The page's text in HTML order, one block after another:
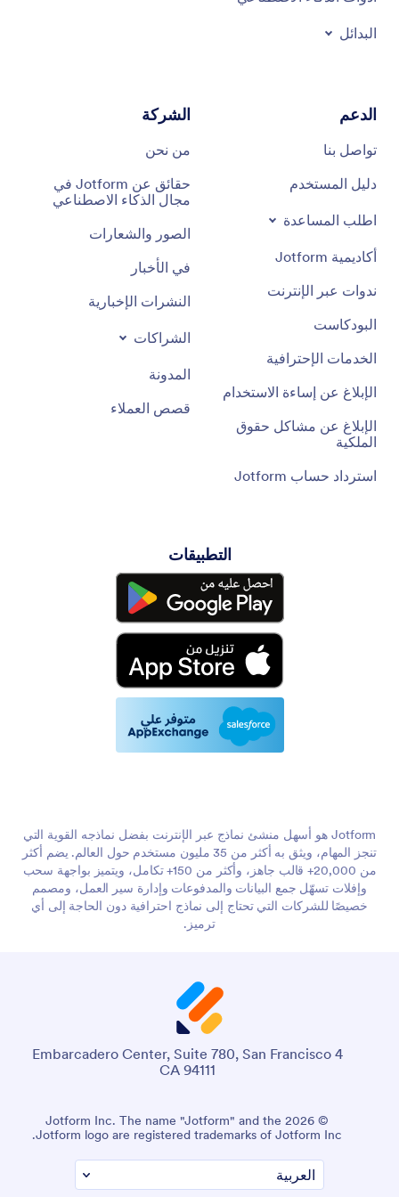
البدائل
الدعم
تواصل بنا
دليل المستخدم
اطلب المساعدة
أكاديمية Jotform
ندوات عبر الإنترنت
البودكاست
الخدمات الإحترافية
الإبلاغ عن إساءة الاستخدام
الإبلاغ عن مشاكل حقوق
الملكية
استرداد حساب Jotform
الشركة
من نحن
حقائق عن Jotform في
مجال الذكاء الاصطناعي
الصور والشعارات
في الأخبار
النشرات الإخبارية
الشراكات
المدونة
قصص العملاء
التطبيقات
Jotform هو أسهل منشئ نماذج عبر الإنترنت بفضل نماذجه القوية التي
تنجز المهام، ويثق به أكثر من 35 مليون مستخدم حول العالم. يضم أكثر
من 20,000+ قالب جاهز، وأكثر من 150+ تكامل، ويتميز بواجهة سحب
وإفلات تسهّل جمع البيانات والمدفوعات وإدارة سير العمل، ومصمم
خصيصًا للشركات التي تحتاج إلى نماذج احترافية دون الحاجة إلى أي
ترميز.
4 Embarcadero Center, Suite 780, San Francisco
CA 94111
© 2026 Jotform Inc. The name "Jotform" and the
Jotform logo are registered trademarks of Jotform Inc.